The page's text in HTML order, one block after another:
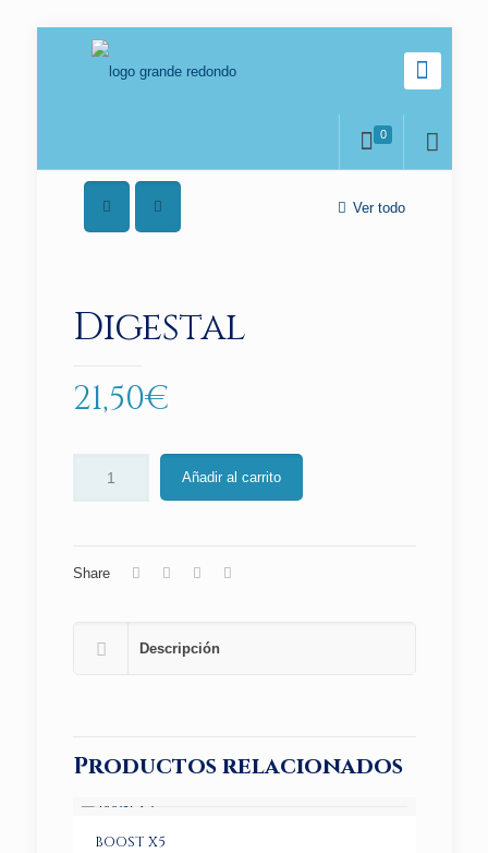
0
Ver todo
Digestal
21,50€
Añadir al carrito
Share
Descripción
Productos relacionados
BOOST X5